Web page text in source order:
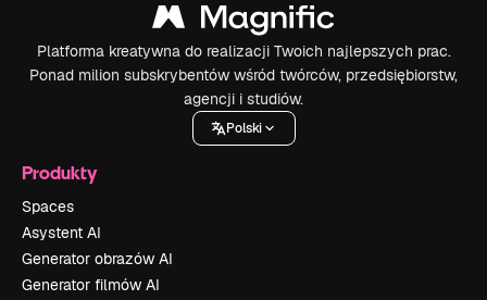
Platforma kreatywna do realizacji Twoich najlepszych prac.
Ponad milion subskrybentów wśród twórców, przedsiębiorstw,
agencji i studiów.
Polski
Produkty
Spaces
Asystent AI
Generator obrazów AI
Generator filmów AI